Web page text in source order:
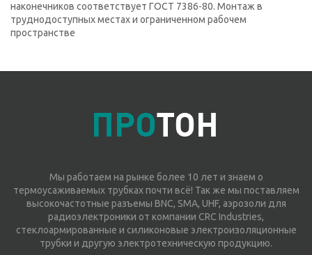
наконечников соответствует ГОСТ 7386-80. Монтаж в
труднодоступных местах и ограниченном рабочем
пространстве
Мы работаем на рынке более 10 лет и знаем о
термоусаживаемых трубках почти всё! Так же мы поставляем
высокочастотные разъемы BNC, SMA, UHF, аэрозоли для
радиоэлектроники от компании CRC Industries,
стеклоармированные и силиконовые электроизоляционные
трубки и другую электротехническую продукцию.